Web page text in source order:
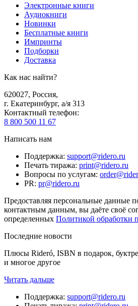
Электронные книги
Аудиокниги
Новинки
Бесплатные книги
Импринты
Подборки
Доставка
Как нас найти?
620027, Россия,
г. Екатеринбург, а/я 313
Контактный телефон:
8 800 500 11 67
Написать нам
Поддержка: support@ridero.ru
Печать тиража: print@ridero.ru
Вопросы по услугам:
PR: pr@ridero.ru
Предоставляя персональные данные
контактным данным, вы даёте своё
определенных Политикой обработки
Последние новости
Плюсы Rideró, ISBN в подарок,
и многое другое
Читать дальше
Поддержка: support@ridero.ru